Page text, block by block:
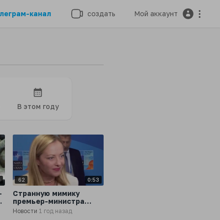
канал создать Мой аккаунт
В этом году
62 0:53
Странную мимику
премьер-министра
Италии Джорджи
Мелони во время
Новости 1 год назад